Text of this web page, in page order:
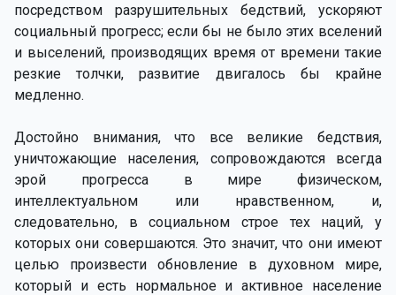
посредством разрушительных бедствий, ускоряют
социальный прогресс; если бы не было этих вселений
и выселений, производящих время от времени такие
резкие толчки, развитие двигалось бы крайне
медленно.
Достойно внимания, что все великие бедствия,
уничтожающие населения, сопровождаются всегда
эрой прогресса в мире физическом,
интеллектуальном или нравственном, и,
следовательно, в социальном строе тех наций, у
которых они совершаются. Это значит, что они имеют
целью произвести обновление в духовном мире,
который и есть нормальное и активное население